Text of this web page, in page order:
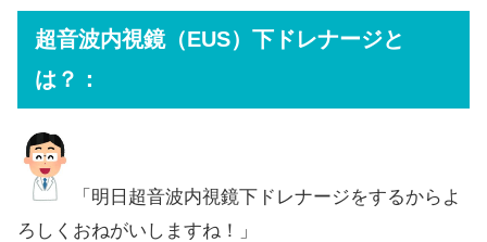
超音波内視鏡（EUS）下ドレナージと
は？：
「明日超音波内視鏡下ドレナージをするからよ
ろしくおねがいしますね！」